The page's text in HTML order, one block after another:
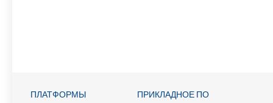
ПЛАТФОРМЫ
ПРИКЛАДНОЕ ПО